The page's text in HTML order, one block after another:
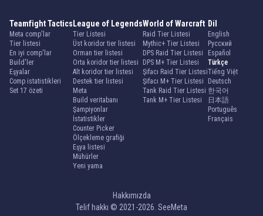
Teamfight Tactics
Meta comp'lar
Tier listesi
En iyi comp'lar
Build'ler
Eşyalar
Comp istatistikleri
Set 17 özeti
League of Legends
Tier Listesi
Üst koridor tier listesi
Orman tier listesi
Orta koridor tier listesi
Alt koridor tier listesi
Destek tier listesi
Meta
Build veritabanı
Şampiyonlar
İstatistikler
Counter Picker
Ölçekleme grafiği
Eşya listesi
Mühürler
Yeni yama
World of Warcraft
Raid Tier Listesi
Mythic+ Tier Listesi
DPS Raid Tier Listesi
DPS M+ Tier Listesi
Şifacı Raid Tier Listesi
Şifacı M+ Tier Listesi
Tank Raid Tier Listesi
Tank M+ Tier Listesi
Dil
English
Русский
Español
Türkçe
Tiếng Việt
Deutsch
한국어
日本語
Português
Français
Hakkımızda
Telif hakkı © 2021-2026. SeeMeta